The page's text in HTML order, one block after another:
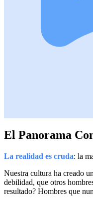
El Panorama
La realidad es cruda: la
Nuestra cultura ha creado
debilidad, que otros
resultado? Hombres que